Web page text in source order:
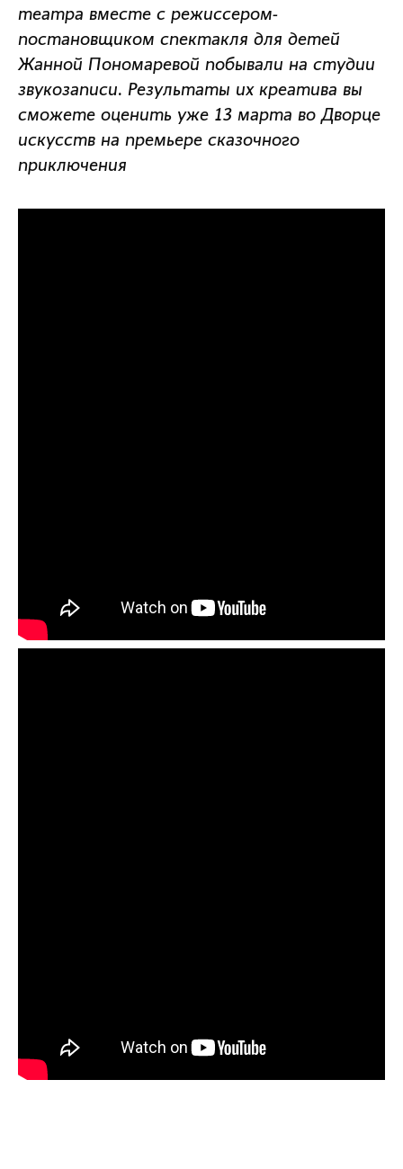
театра вместе с режиссером-
постановщиком спектакля для детей
Жанной Пономаревой побывали на студии
звукозаписи. Результаты их креатива вы
сможете оценить уже 13 марта во Дворце
искусств на премьере сказочного
приключения